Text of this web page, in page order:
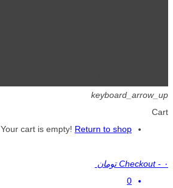
keyboard_arrow_up
Cart
Your cart is empty! Return to shop
Checkout - ۰ تومان
0